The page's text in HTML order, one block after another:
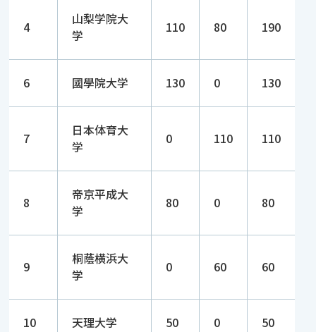
4
山梨学院大
学
110 80 190
6 國學院大学 130 0 130
7
日本体育大
学
0 110 110
8
帝京平成大
学
80 0 80
9
桐蔭横浜大
学
0 60 60
10 天理大学 50 0 50